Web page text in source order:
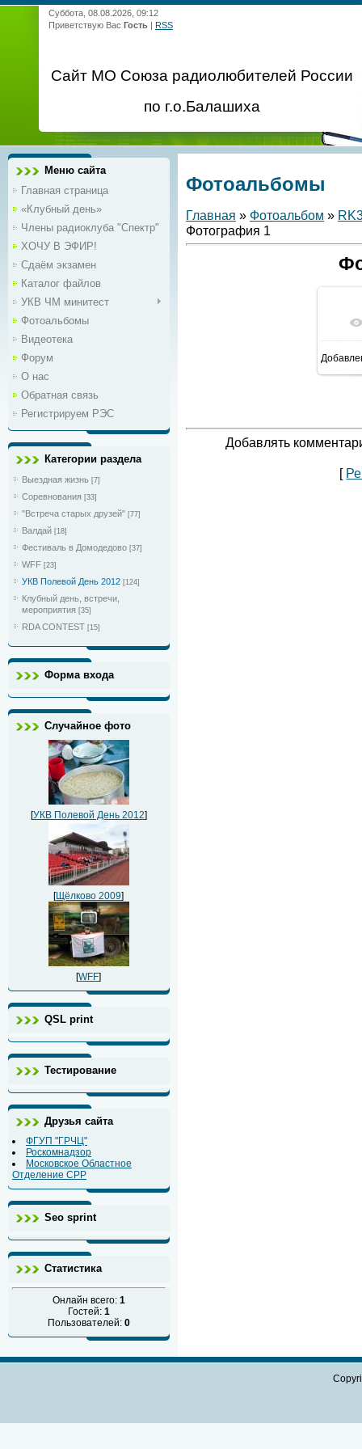
Суббота, 08.08.2026, 09:12
Приветствую Вас Гость | RSS
Сайт МО Союза радиолюбителей России
по г.о.Балашиха
Меню сайта
Главная страница
«Клубный день»
Члены радиоклуба "Спектр"
ХОЧУ В ЭФИР!
Сдаём экзамен
Каталог файлов
УКВ ЧМ минитест
Фотоальбомы
Видеотека
Форум
О нас
Обратная связь
Регистрируем РЭС
Категории раздела
Выездная жизнь [7]
Соревнования [33]
"Встреча старых друзей" [77]
Валдай [18]
Фестиваль в Домодедово [37]
WFF [23]
УКВ Полевой День 2012 [124]
Клубный день, встречи,
мероприятия [35]
RDA CONTEST [15]
Форма входа
Случайное фото
[УКВ Полевой День 2012]
[Щёлково 2009]
[WFF]
QSL print
Тестирование
Друзья сайта
ФГУП "ГРЧЦ"
Роскомнадзор
Московское Областное
Отделение СРР
Seo sprint
Статистика
Онлайн всего: 1
Гостей: 1
Пользователей: 0
Фотоальбомы
Главная » Фотоальбом »
Фотография 1
Добавлять
[